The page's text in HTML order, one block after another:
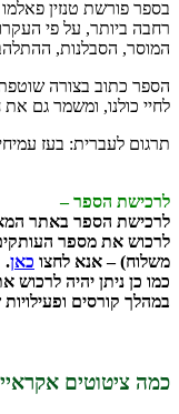
בספר פורשת טנזין
רחבה ביותר, על פי
המוסר, הסבלנות,
הספר כתוב בצורה שוטפת
לחיי כולנו, ומשמר גם
תרגום לעברית: בעז
לרכישת הספר –
לרכישת הספר באתר
משלוח) – אנא לחצו כאן.
כמו כן ניתן יהיה
במהלך קורסים ופעילויות
כמה ציטוטים